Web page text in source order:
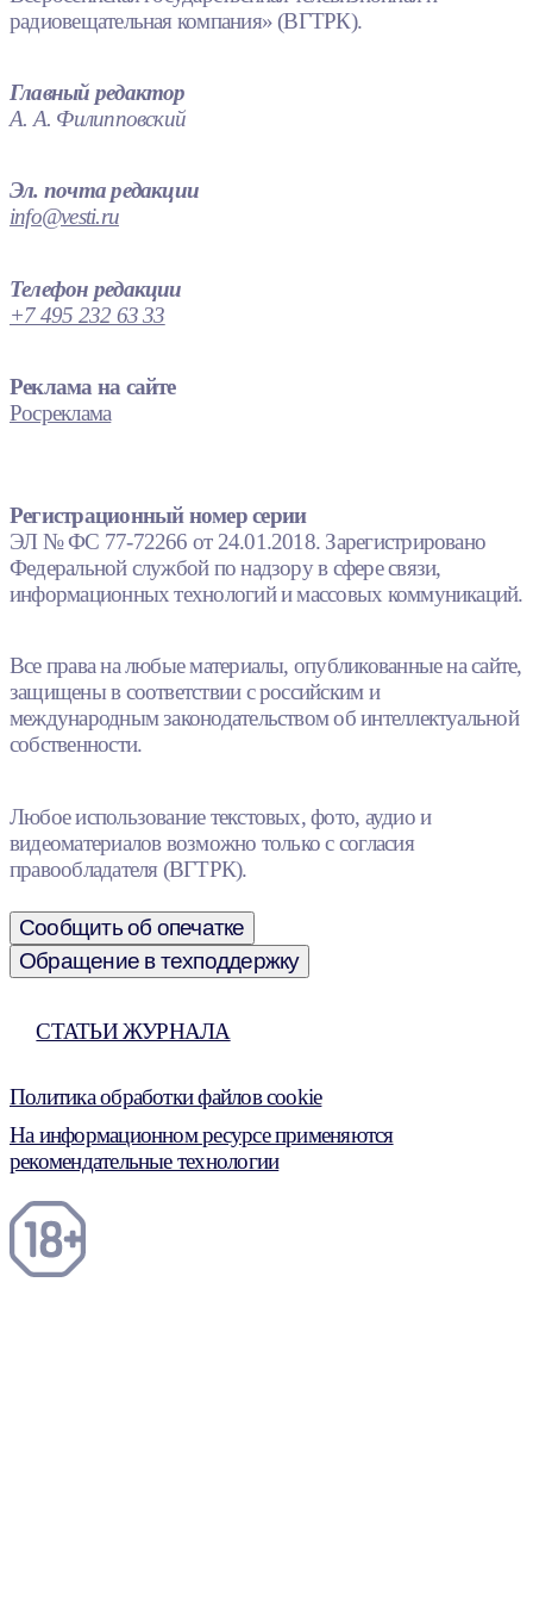
радиовещательная компания» (ВГТРК).
Главный редактор
А. А. Филипповский
Эл. почта редакции
info@vesti.ru
Телефон редакции
+7 495 232 63 33
Реклама на сайте
Росреклама
Регистрационный номер серии
ЭЛ № ФС 77-72266 от 24.01.2018. Зарегистрировано
Федеральной службой по надзору в сфере связи,
информационных технологий и массовых коммуникаций.
Все права на любые материалы, опубликованные на сайте,
защищены в соответствии с российским и
международным законодательством об интеллектуальной
собственности.
Любое использование текстовых, фото, аудио и
видеоматериалов возможно только с согласия
правообладателя (ВГТРК).
Сообщить об опечатке
Обращение в техподдержку
СТАТЬИ ЖУРНАЛА
Политика обработки файлов cookie
На информационном ресурсе применяются
рекомендательные технологии